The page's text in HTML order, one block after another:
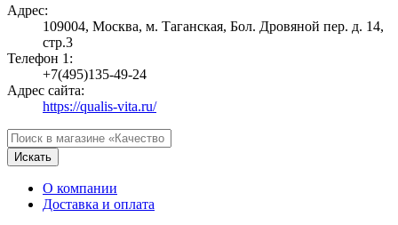
Адрес:
109004, Москва, м. Таганская, Бол. Дровяной пер. д. 14,
стр.3
Телефон 1:
+7(495)135-49-24
Адрес сайта:
https://qualis-vita.ru/
Искать
О компании
Доставка и оплата